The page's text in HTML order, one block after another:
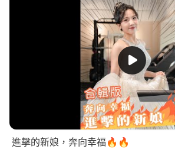
進擊的新娘，奔向幸福🔥🔥